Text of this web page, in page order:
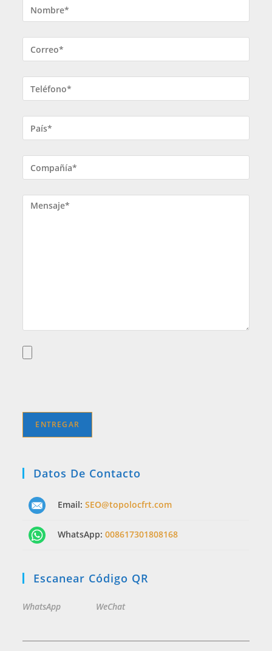
Datos De Contacto
Email:SEO@topolocfrt.com
WhatsApp:008617301808168
Escanear Código QR
WhatsApp WeChat